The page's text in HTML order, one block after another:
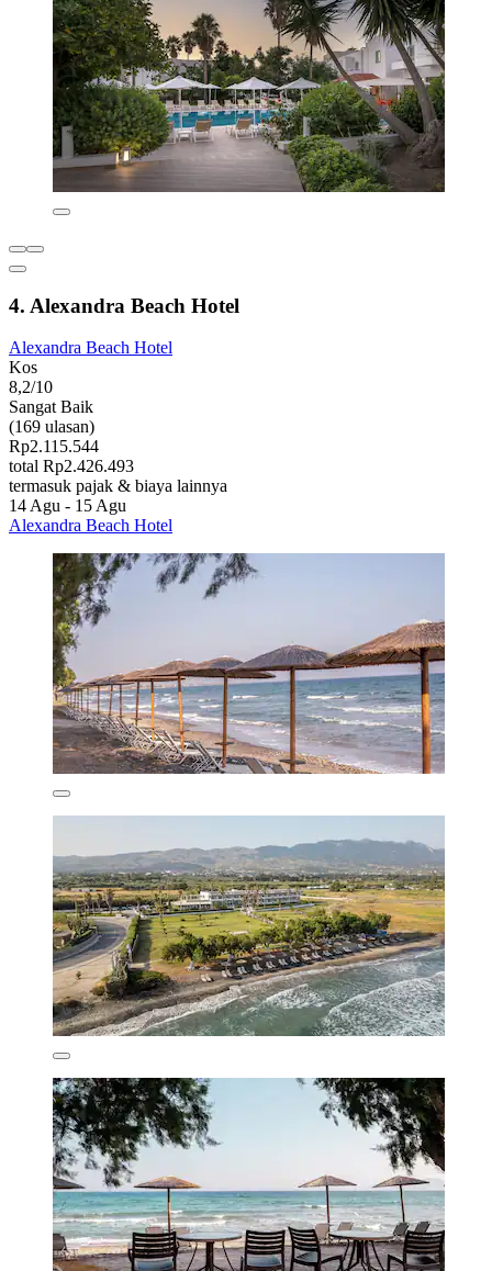
4. Alexandra Beach Hotel
Alexandra Beach Hotel
Kos
8,2/10
Sangat Baik
(169 ulasan)
Rp2.115.544
total Rp2.426.493
termasuk pajak & biaya lainnya
14 Agu - 15 Agu
Alexandra Beach Hotel